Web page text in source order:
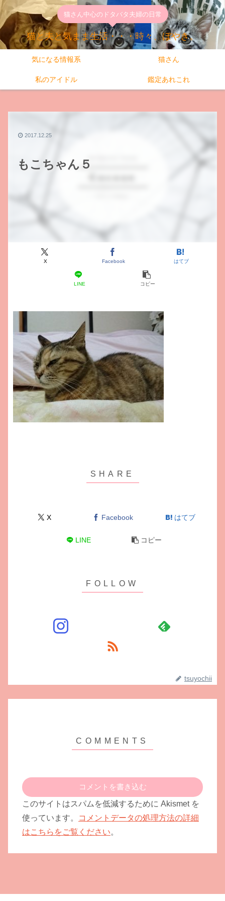
猫さん中心のドタバタ夫婦の日常
猫と夫と気まま生活・・・時々、ぼやき。
気になる情報系 猫さん
私のアイドル 鑑定あれこれ
もこちゃん５
X Facebook はてブ
LINE コピー
2017.12.25
X Facebook はてブ
LINE コピー
tsuyochii
コメントを書き込む
このサイトはスパムを低減するために Akismet を
使っています。
コメントデータの処理方法の詳細
はこちらをご覧ください。